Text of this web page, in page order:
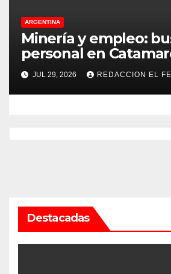
ARGENTINA
Minería y empleo:
personal en
Juan para distintos
JUL 29, 2026 REDACCION EL
Destacadas